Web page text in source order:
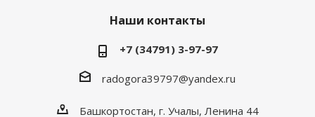
Наши контакты
+7 (34791) 3-97-97
radogora39797@yandex.ru
Башкортостан, г. Учалы, Ленина 44